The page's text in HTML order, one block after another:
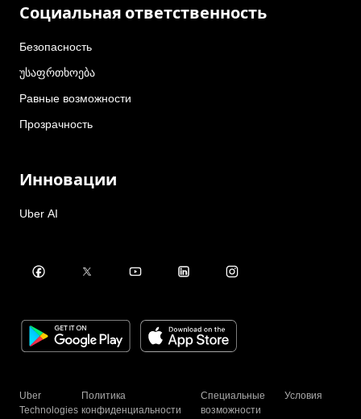
Социальная ответственность
Безопасность
უსაფრთხოება
Равные возможности
Прозрачность
Инновации
Uber AI
Uber
Technologies
Политика
конфиденциальности
Специальные
возможности
Условия